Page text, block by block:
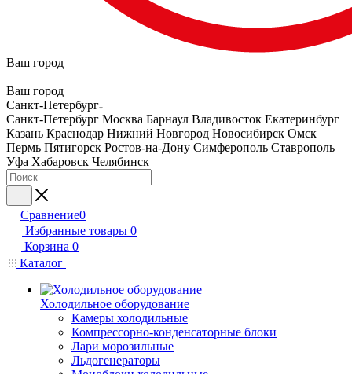
Ваш город
Ваш город
Санкт-Петербург
Санкт-Петербург Москва Барнаул Владивосток Екатеринбург
Казань Краснодар Нижний Новгород Новосибирск Омск
Пермь Пятигорск Ростов-на-Дону Симферополь Ставрополь
Уфа Хабаровск Челябинск
Сравнение0
Избранные товары 0
Корзина 0
Каталог
Холодильное оборудование
Камеры холодильные
Компрессорно-конденсаторные блоки
Лари морозильные
Льдогенераторы